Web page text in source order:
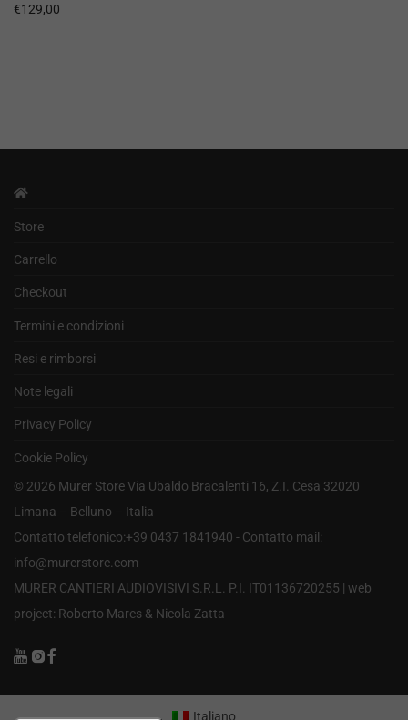
€129,00
Store
Carrello
Checkout
Termini e condizioni
Resi e rimborsi
Note legali
Privacy Policy
Cookie Policy
© 2026 Murer Store Via Ubaldo Bracalenti 16, Z.I. Cesa 32020
Limana – Belluno – Italia
Contatto telefonico:+39 0437 1841940 - Contatto mail:
info@murerstore.com
MURER CANTIERI AUDIOVISIVI S.R.L. P.I. IT01136720255 | web
project: Roberto Mares & Nicola Zatta
Italiano